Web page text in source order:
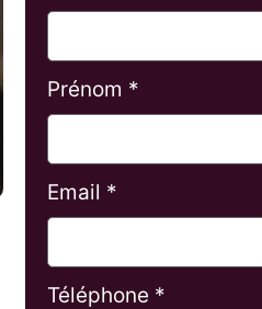
Prénom *
Email *
Téléphone *